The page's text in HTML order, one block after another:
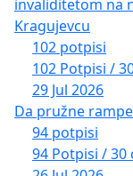
invaliditetom na
Kragujevcu
102 potpisi
102 Potpisi /
29 Jul 2026
Da pružne
94 potpisi
94 Potpisi / 30